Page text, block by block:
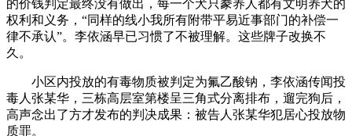
的价钱判定最终没有做出，每一个犬只豢养人都有文明养犬的
权利和义务，“同样的线小我所有附带平易近事部门的补偿一
律不承认”。李依涵早已习惯了不被理解。这些牌子改换不
久。
小区内投放的有毒物质被判定为氟乙酸钠，李依涵传闻投
毒人张某华，三栋高层室第楼呈三角式分离排布，遛完狗后，
高声念出了方才发布的判决成果：被告人张某华犯居心投放物
质罪。